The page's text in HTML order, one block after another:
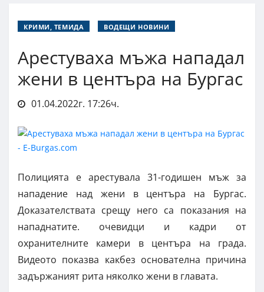
КРИМИ, ТЕМИДА ВОДЕЩИ НОВИНИ
Арестуваха мъжа нападал
жени в центъра на Бургас
01.04.2022г. 17:26ч.
Полицията е арестувала 31-годишен мъж за
нападение над жени в центъра на Бургас.
Доказателствата срещу него са показания на
нападнатите. очевидци и кадри от
охранителните камери в центъра на града.
Видеото показва какбез основателна причина
задържаният рита няколко жени в главата.